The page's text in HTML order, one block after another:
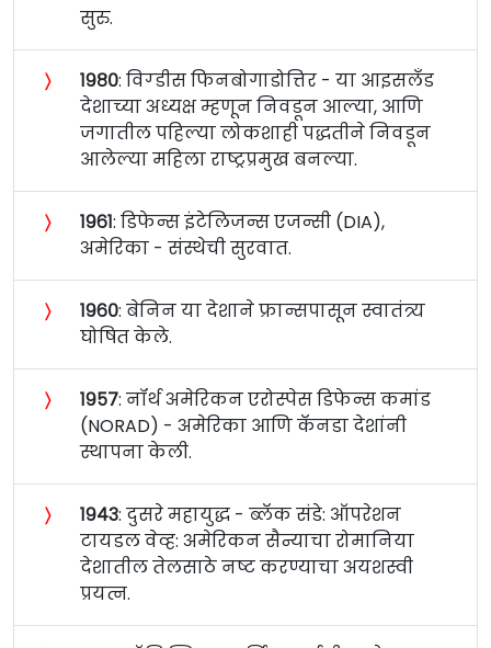
सुरु.
〉 १९८०: विग्डीस फिनबोगाडोत्तिर - या आइसलँड
देशाच्या अध्यक्ष म्हणून निवडून आल्या, आणि
जगातील पहिल्या लोकशाही पद्धतीने निवडून
आलेल्या महिला राष्ट्रप्रमुख बनल्या.
〉 १९६१: डिफेन्स इंटेलिजन्स एजन्सी (DIA),
अमेरिका - संस्थेची सुरवात.
〉 १९६०: बेनिन या देशाने फ्रान्सपासून स्वातंत्र्य
घोषित केले.
〉 १९५७: नॉर्थ अमेरिकन एरोस्पेस डिफेन्स कमांड
(NORAD) - अमेरिका आणि कॅनडा देशांनी
स्थापना केली.
〉 १९४३: दुसरे महायुद्ध - ब्लॅक संडे: ऑपरेशन
टायडल वेव्ह: अमेरिकन सैन्याचा रोमानिया
देशातील तेलसाठे नष्ट करण्याचा अयशस्वी
प्रयत्न.